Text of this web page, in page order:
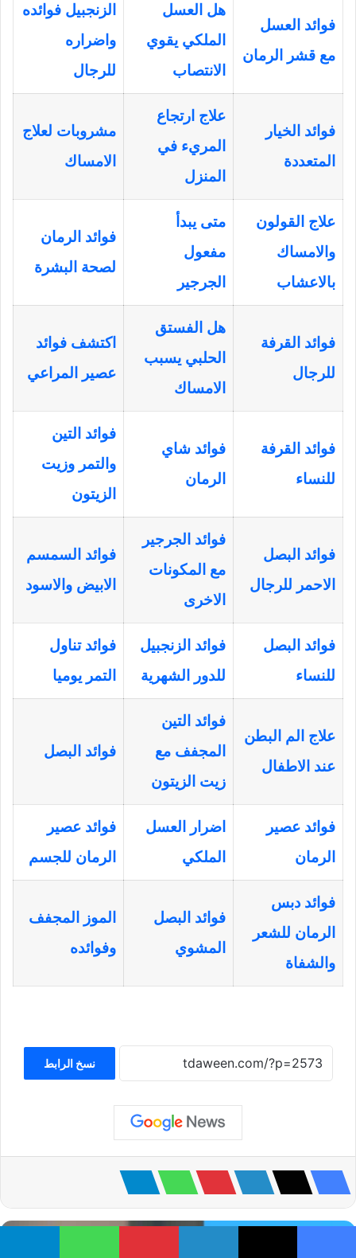
فوائد العسل
مع قشر الرمان
هل العسل
الملكي يقوي
الانتصاب
الزنجبيل فوائده
واضراره
للرجال
فوائد الخيار
المتعددة
علاج ارتجاع
المريء في
المنزل
مشروبات لعلاج
الامساك
علاج القولون
والامساك
بالاعشاب
متى يبدأ
مفعول
الجرجير
فوائد الرمان
لصحة البشرة
فوائد القرفة
للرجال
هل الفستق
الحلبي يسبب
الامساك
اكتشف فوائد
عصير المراعي
فوائد القرفة
للنساء
فوائد شاي
الرمان
فوائد التين
والتمر وزيت
الزيتون
فوائد البصل
الاحمر للرجال
فوائد الجرجير
مع المكونات
الاخرى
فوائد السمسم
الابيض والاسود
فوائد البصل
للنساء
فوائد الزنجبيل
للدور الشهرية
فوائد تناول
التمر يوميا
علاج الم البطن
عند الاطفال
فوائد التين
المجفف مع
زيت الزيتون
فوائد البصل
فوائد عصير
الرمان
اضرار العسل
الملكي
فوائد عصير
الرمان للجسم
فوائد دبس
الرمان للشعر
والشفاة
فوائد البصل
المشوي
الموز المجفف
وفوائده
نسخ الرابط